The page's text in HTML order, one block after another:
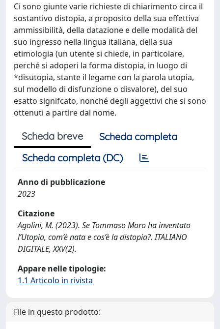
Ci sono giunte varie richieste di chiarimento circa il
sostantivo distopia, a proposito della sua effettiva
ammissibilità, della datazione e delle modalità del
suo ingresso nella lingua italiana, della sua
etimologia (un utente si chiede, in particolare,
perché si adoperi la forma distopia, in luogo di
*disutopia, stante il legame con la parola utopia,
sul modello di disfunzione o disvalore), del suo
esatto signifcato, nonché degli aggettivi che si sono
ottenuti a partire dal nome.
Scheda breve
Scheda completa
Scheda completa (DC)
Anno di pubblicazione
2023
Citazione
Agolini, M. (2023). Se Tommaso Moro ha inventato
l’Utopia, com’è nata e cos’è la distopia?. ITALIANO
DIGITALE, XXV(2).
Appare nelle tipologie:
1.1 Articolo in rivista
File in questo prodotto: